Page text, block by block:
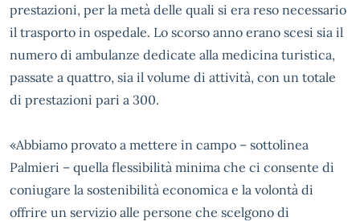
prestazioni, per la metà delle quali si era reso necessario
il trasporto in ospedale. Lo scorso anno erano scesi sia il
numero di ambulanze dedicate alla medicina turistica,
passate a quattro, sia il volume di attività, con un totale
di prestazioni pari a 300.
«Abbiamo provato a mettere in campo – sottolinea
Palmieri – quella flessibilità minima che ci consente di
coniugare la sostenibilità economica e la volontà di
offrire un servizio alle persone che scelgono di